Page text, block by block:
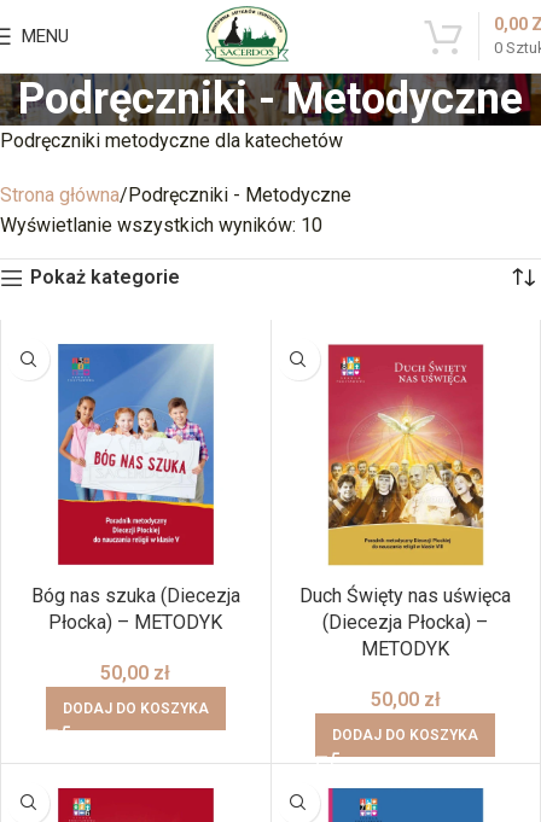
MENU
0
0,00
Podręczniki - Metodyczne
Podręczniki metodyczne dla katechetów
Strona główna Podręczniki - Metodyczne
Wyświetlanie wszystkich wyników: 10
Pokaż kategorie
Bóg nas szuka (Diecezja
Płocka) – METODYK
50,00 zł
DODAJ DO KOSZYKA
Duch Święty nas uświęca
(Diecezja Płocka) –
METODYK
50,00 zł
DODAJ DO KOSZYKA